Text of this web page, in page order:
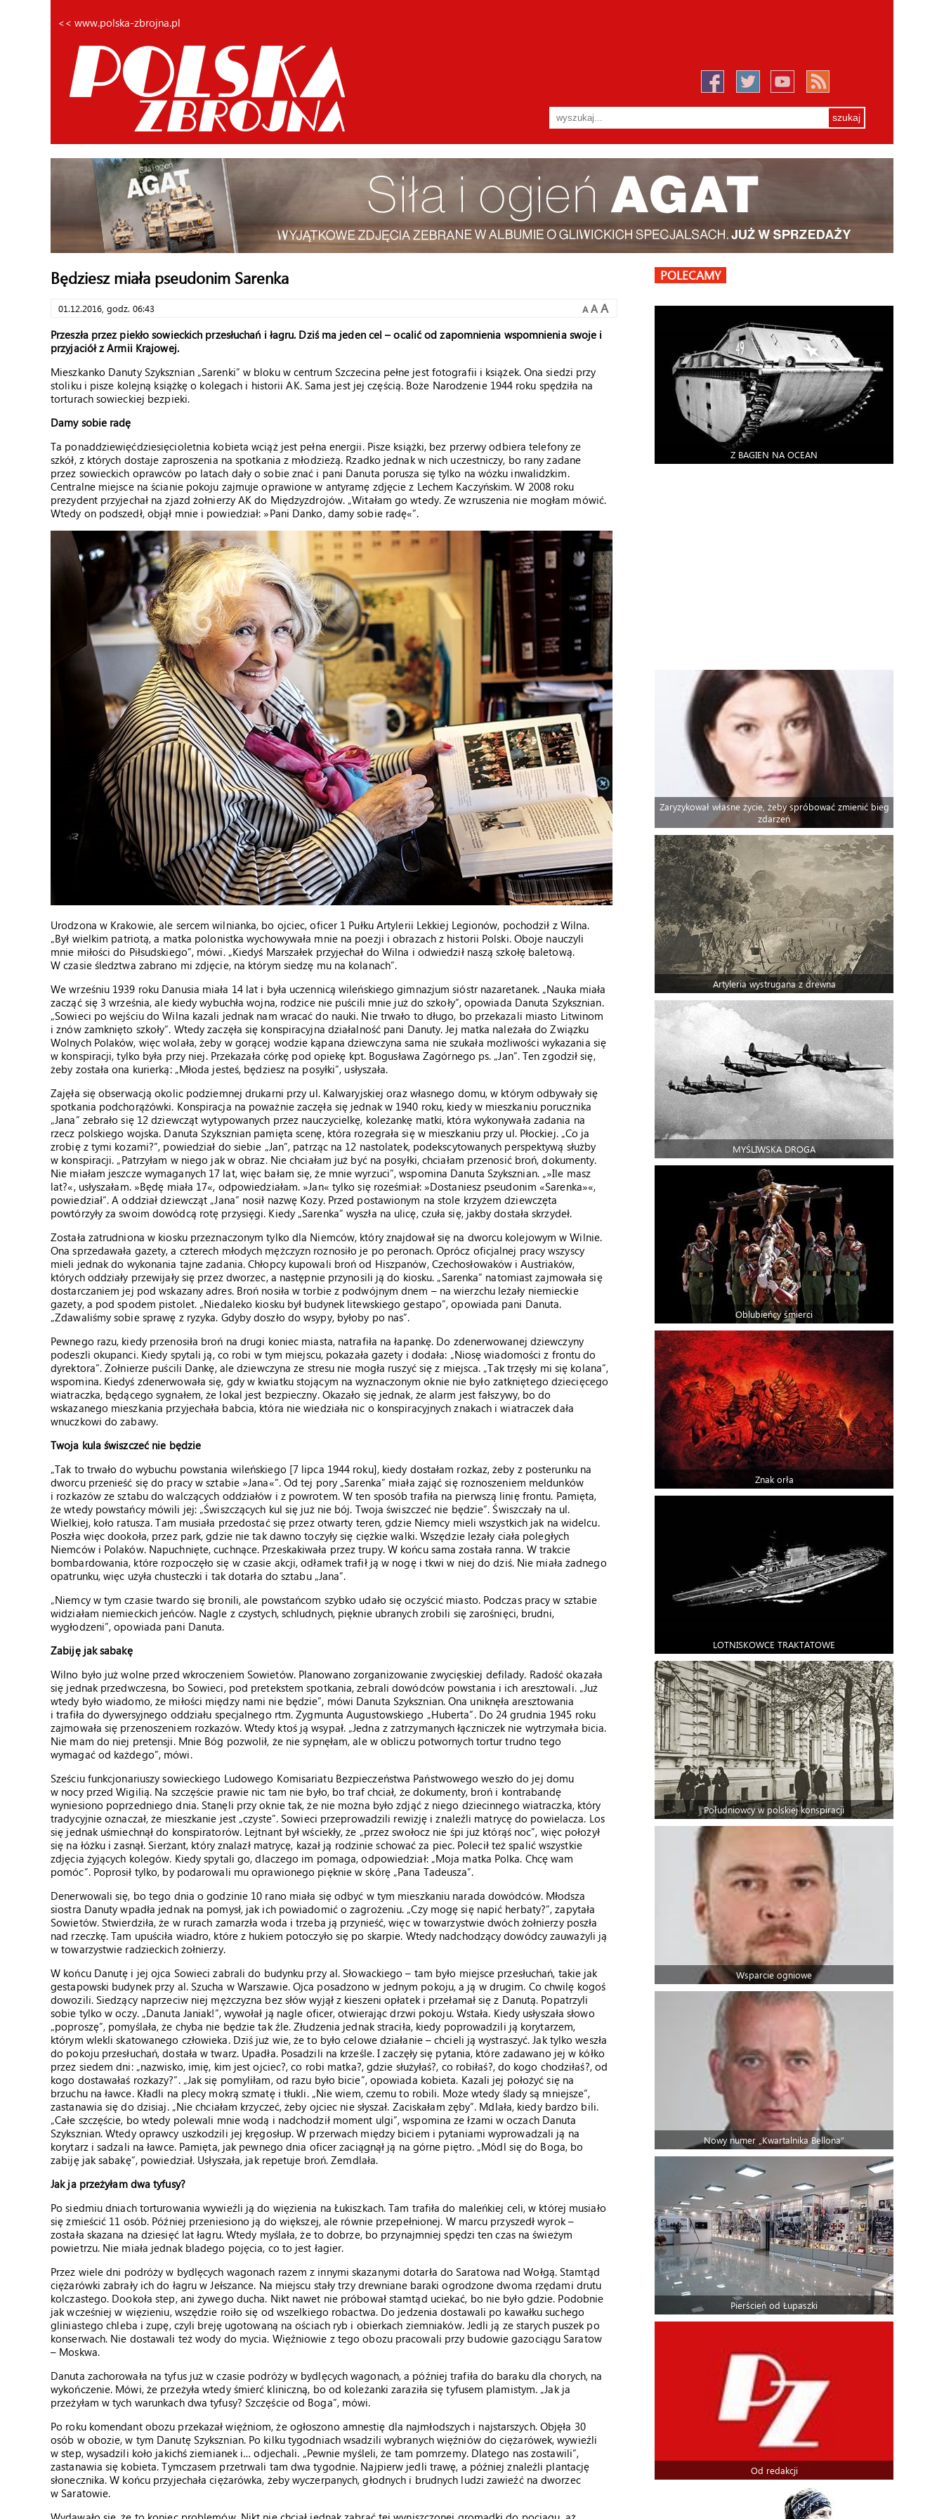
<< www.polska-zbrojna.pl
Będziesz miała pseudonim Sarenka
01.12.2016, godz. 06:43 A A A
Przeszła przez piekło sowieckich przesłuchań i łagru. Dziś ma jeden cel – ocalić od zapomnienia wspomnienia swoje i
przyjaciół z Armii Krajowej.
Mieszkanko Danuty Szyksznian „Sarenki” w bloku w centrum Szczecina pełne jest fotografii i książek. Ona siedzi przy
stoliku i pisze kolejną książkę o kolegach i historii AK. Sama jest jej częścią. Boże Narodzenie 1944 roku spędziła na
torturach sowieckiej bezpieki.
Damy sobie radę
Ta ponaddziewięćdziesięcioletnia kobieta wciąż jest pełna energii. Pisze książki, bez przerwy odbiera telefony ze
szkół, z których dostaje zaproszenia na spotkania z młodzieżą. Rzadko jednak w nich uczestniczy, bo rany zadane
przez sowieckich oprawców po latach dały o sobie znać i pani Danuta porusza się tylko na wózku inwalidzkim.
Centralne miejsce na ścianie pokoju zajmuje oprawione w antyramę zdjęcie z Lechem Kaczyńskim. W 2008 roku
prezydent przyjechał na zjazd żołnierzy AK do Międzyzdrojów. „Witałam go wtedy. Ze wzruszenia nie mogłam mówić.
Wtedy on podszedł, objął mnie i powiedział: »Pani Danko, damy sobie radę«”.
Urodzona w Krakowie, ale sercem wilnianka, bo ojciec, oficer 1 Pułku Artylerii Lekkiej Legionów, pochodził z Wilna.
„Był wielkim patriotą, a matka polonistka wychowywała mnie na poezji i obrazach z historii Polski. Oboje nauczyli
mnie miłości do Piłsudskiego”, mówi. „Kiedyś Marszałek przyjechał do Wilna i odwiedził naszą szkołę baletową.
W czasie śledztwa zabrano mi zdjęcie, na którym siedzę mu na kolanach”.
We wrześniu 1939 roku Danusia miała 14 lat i była uczennicą wileńskiego gimnazjum sióstr nazaretanek. „Nauka miała
zacząć się 3 września, ale kiedy wybuchła wojna, rodzice nie puścili mnie już do szkoły”, opowiada Danuta Szyksznian.
„Sowieci po wejściu do Wilna kazali jednak nam wracać do nauki. Nie trwało to długo, bo przekazali miasto Litwinom
i znów zamknięto szkoły”. Wtedy zaczęła się konspiracyjna działalność pani Danuty. Jej matka należała do Związku
Wolnych Polaków, więc wolała, żeby w gorącej wodzie kąpana dziewczyna sama nie szukała możliwości wykazania się
w konspiracji, tylko była przy niej. Przekazała córkę pod opiekę kpt. Bogusława Zagórnego ps. „Jan”. Ten zgodził się,
żeby została ona kurierką: „Młoda jesteś, będziesz na posyłki”, usłyszała.
Zajęła się obserwacją okolic podziemnej drukarni przy ul. Kalwaryjskiej oraz własnego domu, w którym odbywały się
spotkania podchorążówki. Konspiracja na poważnie zaczęła się jednak w 1940 roku, kiedy w mieszkaniu porucznika
„Jana” zebrało się 12 dziewcząt wytypowanych przez nauczycielkę, koleżankę matki, która wykonywała zadania na
rzecz polskiego wojska. Danuta Szyksznian pamięta scenę, która rozegrała się w mieszkaniu przy ul. Płockiej. „Co ja
zrobię z tymi kozami?”, powiedział do siebie „Jan”, patrząc na 12 nastolatek, podekscytowanych perspektywą służby
w konspiracji. „Patrzyłam w niego jak w obraz. Nie chciałam już być na posyłki, chciałam przenosić broń, dokumenty.
Nie miałam jeszcze wymaganych 17 lat, więc bałam się, że mnie wyrzuci”, wspomina Danuta Szyksznian. „»Ile masz
lat?«, usłyszałam. »Będę miała 17«, odpowiedziałam. »Jan« tylko się roześmiał: »Dostaniesz pseudonim «Sarenka»«,
powiedział”. A oddział dziewcząt „Jana” nosił nazwę Kozy. Przed postawionym na stole krzyżem dziewczęta
powtórzyły za swoim dowódcą rotę przysięgi. Kiedy „Sarenka” wyszła na ulicę, czuła się, jakby dostała skrzydeł.
Została zatrudniona w kiosku przeznaczonym tylko dla Niemców, który znajdował się na dworcu kolejowym w Wilnie.
Ona sprzedawała gazety, a czterech młodych mężczyzn roznosiło je po peronach. Oprócz oficjalnej pracy wszyscy
mieli jednak do wykonania tajne zadania. Chłopcy kupowali broń od Hiszpanów, Czechosłowaków i Austriaków,
których oddziały przewijały się przez dworzec, a następnie przynosili ją do kiosku. „Sarenka” natomiast zajmowała się
dostarczaniem jej pod wskazany adres. Broń nosiła w torbie z podwójnym dnem – na wierzchu leżały niemieckie
gazety, a pod spodem pistolet. „Niedaleko kiosku był budynek litewskiego gestapo”, opowiada pani Danuta.
„Zdawaliśmy sobie sprawę z ryzyka. Gdyby doszło do wsypy, byłoby po nas”.
Pewnego razu, kiedy przenosiła broń na drugi koniec miasta, natrafiła na łapankę. Do zdenerwowanej dziewczyny
podeszli okupanci. Kiedy spytali ją, co robi w tym miejscu, pokazała gazety i dodała: „Niosę wiadomości z frontu do
dyrektora”. Żołnierze puścili Dankę, ale dziewczyna ze stresu nie mogła ruszyć się z miejsca. „Tak trzęsły mi się kolana”,
wspomina. Kiedyś zdenerwowała się, gdy w kwiatku stojącym na wyznaczonym oknie nie było zatkniętego dziecięcego
wiatraczka, będącego sygnałem, że lokal jest bezpieczny. Okazało się jednak, że alarm jest fałszywy, bo do
wskazanego mieszkania przyjechała babcia, która nie wiedziała nic o konspiracyjnych znakach i wiatraczek dała
wnuczkowi do zabawy.
Twoja kula świszczeć nie będzie
„Tak to trwało do wybuchu powstania wileńskiego [7 lipca 1944 roku], kiedy dostałam rozkaz, żeby z posterunku na
dworcu przenieść się do pracy w sztabie »Jana«”. Od tej pory „Sarenka” miała zająć się roznoszeniem meldunków
i rozkazów ze sztabu do walczących oddziałów i z powrotem. W ten sposób trafiła na pierwszą linię frontu. Pamięta,
że wtedy powstańcy mówili jej: „Świszczących kul się już nie bój. Twoja świszczeć nie będzie”. Świszczały na ul.
Wielkiej, koło ratusza. Tam musiała przedostać się przez otwarty teren, gdzie Niemcy mieli wszystkich jak na widelcu.
Poszła więc dookoła, przez park, gdzie nie tak dawno toczyły się ciężkie walki. Wszędzie leżały ciała poległych
Niemców i Polaków. Napuchnięte, cuchnące. Przeskakiwała przez trupy. W końcu sama została ranna. W trakcie
bombardowania, które rozpoczęło się w czasie akcji, odłamek trafił ją w nogę i tkwi w niej do dziś. Nie miała żadnego
opatrunku, więc użyła chusteczki i tak dotarła do sztabu „Jana”.
„Niemcy w tym czasie twardo się bronili, ale powstańcom szybko udało się oczyścić miasto. Podczas pracy w sztabie
widziałam niemieckich jeńców. Nagle z czystych, schludnych, pięknie ubranych zrobili się zarośnięci, brudni,
wygłodzeni”, opowiada pani Danuta.
Zabiję jak sabakę
Wilno było już wolne przed wkroczeniem Sowietów. Planowano zorganizowanie zwycięskiej defilady. Radość okazała
się jednak przedwczesna, bo Sowieci, pod pretekstem spotkania, zebrali dowódców powstania i ich aresztowali. „Już
wtedy było wiadomo, że miłości między nami nie będzie”, mówi Danuta Szyksznian. Ona uniknęła aresztowania
i trafiła do dywersyjnego oddziału specjalnego rtm. Zygmunta Augustowskiego „Huberta”. Do 24 grudnia 1945 roku
zajmowała się przenoszeniem rozkazów. Wtedy ktoś ją wsypał. „Jedna z zatrzymanych łączniczek nie wytrzymała bicia.
Nie mam do niej pretensji. Mnie Bóg pozwolił, że nie sypnęłam, ale w obliczu potwornych tortur trudno tego
wymagać od każdego”, mówi.
Sześciu funkcjonariuszy sowieckiego Ludowego Komisariatu Bezpieczeństwa Państwowego weszło do jej domu
w nocy przed Wigilią. Na szczęście prawie nic tam nie było, bo traf chciał, że dokumenty, broń i kontrabandę
wyniesiono poprzedniego dnia. Stanęli przy oknie tak, że nie można było zdjąć z niego dziecinnego wiatraczka, który
tradycyjnie oznaczał, że mieszkanie jest „czyste”. Sowieci przeprowadzili rewizję i znaleźli matrycę do powielacza. Los
się jednak uśmiechnął do konspiratorów. Lejtnant był wściekły, że „przez swołocz nie śpi już którąś noc”, więc położył
się na łóżku i zasnął. Sierżant, który znalazł matrycę, kazał ją rodzinie schować za piec. Polecił też spalić wszystkie
zdjęcia żyjących kolegów. Kiedy spytali go, dlaczego im pomaga, odpowiedział: „Moja matka Polka. Chcę wam
pomóc”. Poprosił tylko, by podarowali mu oprawionego pięknie w skórę „Pana Tadeusza”.
Denerwowali się, bo tego dnia o godzinie 10 rano miała się odbyć w tym mieszkaniu narada dowódców. Młodsza
siostra Danuty wpadła jednak na pomysł, jak ich powiadomić o zagrożeniu. „Czy mogę się napić herbaty?”, zapytała
Sowietów. Stwierdziła, że w rurach zamarzła woda i trzeba ją przynieść, więc w towarzystwie dwóch żołnierzy poszła
nad rzeczkę. Tam upuściła wiadro, które z hukiem potoczyło się po skarpie. Wtedy nadchodzący dowódcy zauważyli ją
w towarzystwie radzieckich żołnierzy.
W końcu Danutę i jej ojca Sowieci zabrali do budynku przy al. Słowackiego – tam było miejsce przesłuchań, takie jak
gestapowski budynek przy al. Szucha w Warszawie. Ojca posadzono w jednym pokoju, a ją w drugim. Co chwilę kogoś
dowozili. Siedzący naprzeciw niej mężczyzna bez słów wyjął z kieszeni opłatek i przełamał się z Danutą. Popatrzyli
sobie tylko w oczy. „Danuta Janiak!”, wywołał ją nagle oficer, otwierając drzwi pokoju. Wstała. Kiedy usłyszała słowo
„poproszę”, pomyślała, że chyba nie będzie tak źle. Złudzenia jednak straciła, kiedy poprowadzili ją korytarzem,
którym wlekli skatowanego człowieka. Dziś już wie, że to było celowe działanie – chcieli ją wystraszyć. Jak tylko weszła
do pokoju przesłuchań, dostała w twarz. Upadła. Posadzili na krześle. I zaczęły się pytania, które zadawano jej w kółko
przez siedem dni: „nazwisko, imię, kim jest ojciec?, co robi matka?, gdzie służyłaś?, co robiłaś?, do kogo chodziłaś?, od
kogo dostawałaś rozkazy?”. „Jak się pomyliłam, od razu było bicie”, opowiada kobieta. Kazali jej położyć się na
brzuchu na ławce. Kładli na plecy mokrą szmatę i tłukli. „Nie wiem, czemu to robili. Może wtedy ślady są mniejsze”,
zastanawia się do dzisiaj. „Nie chciałam krzyczeć, żeby ojciec nie słyszał. Zaciskałam zęby”. Mdlała, kiedy bardzo bili.
„Całe szczęście, bo wtedy polewali mnie wodą i nadchodził moment ulgi”, wspomina ze łzami w oczach Danuta
Szyksznian. Wtedy oprawcy uszkodzili jej kręgosłup. W przerwach między biciem i pytaniami wyprowadzali ją na
korytarz i sadzali na ławce. Pamięta, jak pewnego dnia oficer zaciągnął ją na górne piętro. „Módl się do Boga, bo
zabiję jak sabakę”, powiedział. Usłyszała, jak repetuje broń. Zemdlała.
Jak ja przeżyłam dwa tyfusy?
Po siedmiu dniach torturowania wywieźli ją do więzienia na Łukiszkach. Tam trafiła do maleńkiej celi, w której musiało
się zmieścić 11 osób. Później przeniesiono ją do większej, ale równie przepełnionej. W marcu przyszedł wyrok –
została skazana na dziesięć lat łagru. Wtedy myślała, że to dobrze, bo przynajmniej spędzi ten czas na świeżym
powietrzu. Nie miała jednak bladego pojęcia, co to jest łagier.
Przez wiele dni podróży w bydlęcych wagonach razem z innymi skazanymi dotarła do Saratowa nad Wołgą. Stamtąd
ciężarówki zabrały ich do łagru w Jełszance. Na miejscu stały trzy drewniane baraki ogrodzone dwoma rzędami drutu
kolczastego. Dookoła step, ani żywego ducha. Nikt nawet nie próbował stamtąd uciekać, bo nie było gdzie. Podobnie
jak wcześniej w więzieniu, wszędzie roiło się od wszelkiego robactwa. Do jedzenia dostawali po kawałku suchego
gliniastego chleba i zupę, czyli breję ugotowaną na ościach ryb i obierkach ziemniaków. Jedli ją ze starych puszek po
konserwach. Nie dostawali też wody do mycia. Więźniowie z tego obozu pracowali przy budowie gazociągu Saratow
– Moskwa.
Danuta zachorowała na tyfus już w czasie podróży w bydlęcych wagonach, a później trafiła do baraku dla chorych, na
wykończenie. Mówi, że przeżyła wtedy śmierć kliniczną, bo od koleżanki zaraziła się tyfusem plamistym. „Jak ja
przeżyłam w tych warunkach dwa tyfusy? Szczęście od Boga”, mówi.
Po roku komendant obozu przekazał więźniom, że ogłoszono amnestię dla najmłodszych i najstarszych. Objęła 30
osób w obozie, w tym Danutę Szyksznian. Po kilku tygodniach wsadzili wybranych więźniów do ciężarówek, wywieźli
w step, wysadzili koło jakichś ziemianek i… odjechali. „Pewnie myśleli, że tam pomrzemy. Dlatego nas zostawili”,
zastanawia się kobieta. Tymczasem przetrwali tam dwa tygodnie. Najpierw jedli trawę, a później znaleźli plantację
słonecznika. W końcu przyjechała ciężarówka, żeby wyczerpanych, głodnych i brudnych ludzi zawieźć na dworzec
w Saratowie.
POLECAMY
Z BAGIEN NA OCEAN
Zaryzykował własne życie, żeby spróbować zmienić bieg
zdarzeń
Artyleria wystrugana z drewna
MYŚLIWSKA DROGA
Oblubieńcy śmierci
Znak orła
LOTNISKOWCE TRAKTATOWE
Południowcy w polskiej konspiracji
Wsparcie ogniowe
Nowy numer „Kwartalnika Bellona”
Pierścień od Łupaszki
Od redakcji